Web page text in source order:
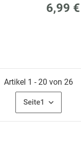
6,99 €
Artikel 1 - 20 von 26
Seite1